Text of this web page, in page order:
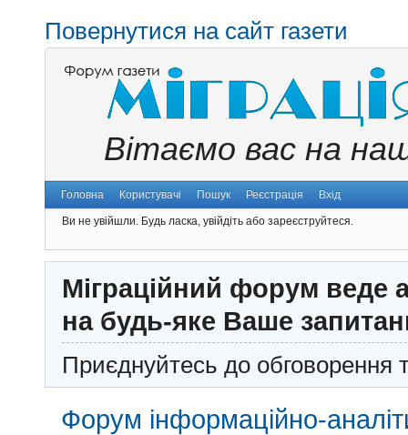
Повернутися на сайт газети
Вітаємо вас на
Головна Користувачі Пошук Реєстрація Вхід
Ви не увійшли. Будь ласка, увійдіть або зареєструйтеся.
Міграційний форум веде
на будь-яке Ваше
Приєднуйтесь до обговорення
Форум інформаційно-